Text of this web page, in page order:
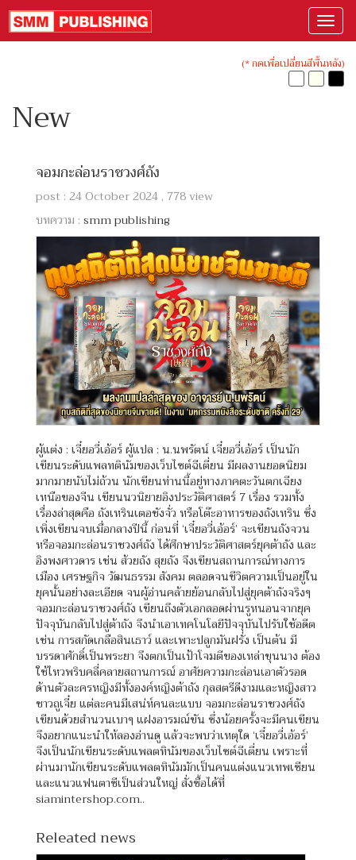
(* กดเพื่อเปลี่ยนสีพื้นหลัง)
New
จอมกะล่อนราชวงศ์ถัง
post : 24 October 2024 , 778 view
บทความ : smm publishing
ผู้แต่ง : เจี๋ยอวี่เอ้อร์ ผู้แปล : น.นพรัตน์ เจี๋ยอวี่เอ้อร์ เป็นนัก
เขียนระดับแพลทตินัมของเว็บไซต์ฉีเตี่ยน มีผลงานยอดนิยม
มากมายนับไม่ถ้วน นักเขียนท่านนี้อยู่ทางภาคตะวันตกเฉียง
เหนือของจีน เขียนนวนิยายอิงประวัติศาสตร์ 7 เรื่อง รวมทั้ง
เรื่องล่าสุดคือ ถังเหรินเตอชังจั่ว หรือโต๊ะอาหารของถังเหริน ซึ่ง
เพิ่งเขียนจบเมื่อกลางปีนี้ ก่อนที่ ‘เจี๋ยอวี่เอ้อร์’ จะเขียนถังจวน
หรือจอมกะล่อนราชวงศ์ถัง ได้ศึกษาประวัติศาสตร์ยุคต้าถัง และ
อิงพงศาวดาร เช่น ส้วยถัง สุยถัง จึงเขียนสถานการณ์ทางการ
เมือง เศรษฐกิจ วัฒนธรรม สังคม ตลอดจนชีวิตความเป็นอยู่ใน
ยุคนั้นอย่างละเอียด จนผู้อ่านคล้ายย้อนกลับไปสู่ยุคต้าถังจริงๆ
จอมกะล่อนราชวงศ์ถัง เขียนถึงตัวเอกลอดผ่านรูหนอนจากยุค
ปัจจุบันกลับไปสู่ต้าถัง จึงนำเอาเทคโนโลยีปัจจุบันไปรับใช้อดีต
เช่น การสกัดเกลือสินเธาว์ และเพาะปลูกมันฝรั่ง เป็นต้น มี
บรรดาศักดิ์เป็นพระยา จึงตกเป็นเป้าโจมตีของเหล่าขุนนาง ต้อง
ใช้ไหวพริบคลี่คลายสถานการณ์ อาศัยความกะล่อนเอาตัวรอด
ด้านตัวละครหญิงมีทั้งองค์หญิงต้าถัง กุลสตรีดีงามและหญิงสาว
ชาวถูเจี๋ย แต่ละคนมีเสน่ห์คนละแบบ จอมกะล่อนราชวงศ์ถัง
เขียนด้วยสำนวนเบาๆ แฝงอารมณ์ขัน ซึ่งน้อยครั้งจะมีคนเขียน
จึงอยากแนะนำให้ลองอ่านดู แล้วจะพบว่าเหตุใด ‘เจี๋ยอวี่เอ้อร์’
จึงเป็นนักเขียนระดับแพลตทินัมของเว็บไซต์ฉีเตี่ยน เพราะที่
ผ่านมานักเขียนระดับแพลตทินัมมักเป็นคนแต่งแนวเทพเซียน
และแนวแฟนตาซีเป็นส่วนใหญ่ สั่งซื้อได้ที่
siamintershop.com..
Releated news